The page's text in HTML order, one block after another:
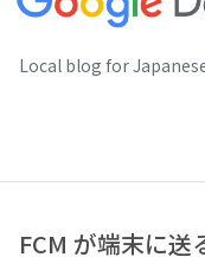
Local blog for
FCM が端末に送